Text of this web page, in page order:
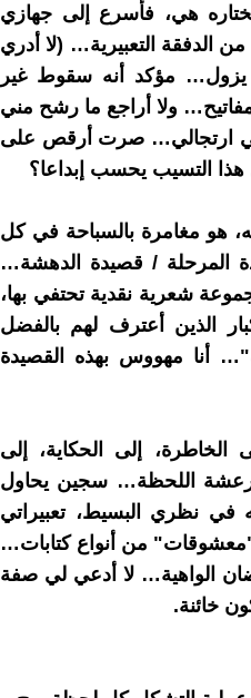
هي، فأسرع إلى جهازي
الدفقة التعبيرية… (لا أدري
مؤكد أنه سقوط غير
ولا أراجع ما رشح مني
ارتجالي… صرت أرقص على
التسيب يحسب إبداعا؟
هو مغامرة بالسباحة في كل
المرحلة / قصيدة الدهشة…
شعرية نقدية تحتفي بها،
الذين أعترف لهم بالفضل
أنا مهووس بهذه القصيدة
إلى الحكاية، إلى
اللحظة… سجين يحاول
نظري البسيط، تعبيراتي
من أنواع كتابات…
الواهية… لا أدعي لي صفة
خائنة.